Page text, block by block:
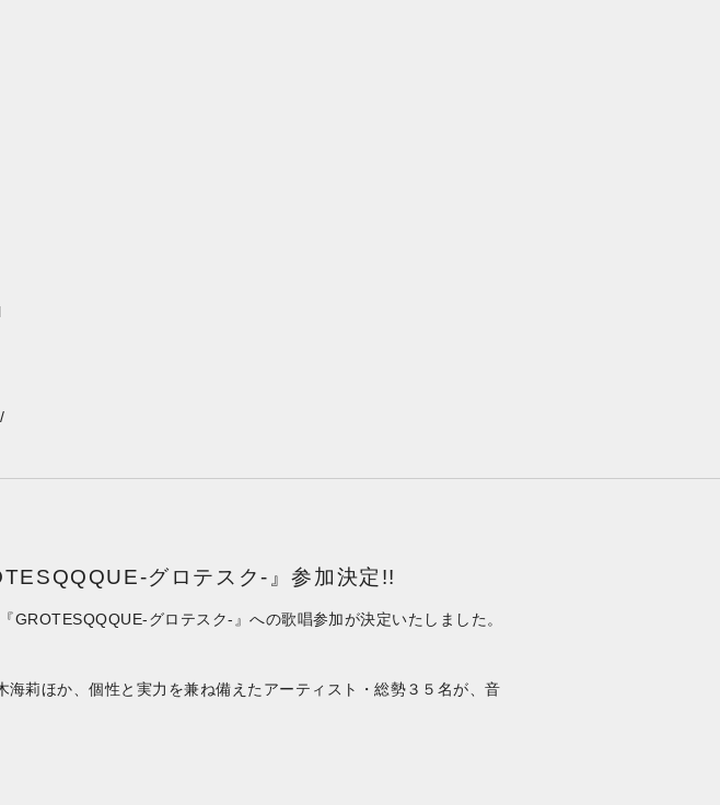
グロテスク-』参加決定!!
グロテスク-』への歌唱参加が決定いたしました。
莉ほか、個性と実力を兼ね備えたアーティスト・総勢３５名が、音